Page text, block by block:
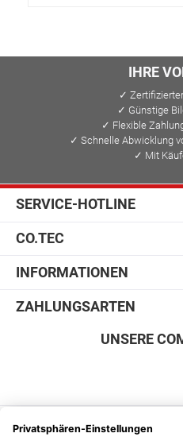
IHRE
✓
✓ Günstige
✓ Flexible
✓ Schnelle Abwicklung
✓ Mit
SERVICE-HOTLINE
CO.TEC
INFORMATIONEN
ZAHLUNGSARTEN
SICHER
UNSERE